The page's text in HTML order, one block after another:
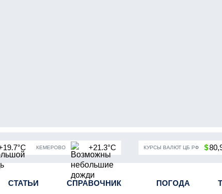
КЕМЕРОВО +21.3°C КУРСЫ ВАЛЮТ ЦБ РФ $
СТАТЬИ СПРАВОЧНИК ПОГОДА
мобилизация в России Угольная промышленность